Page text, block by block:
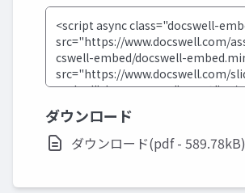
ダウンロード
ダウンロード(pdf - 589.78kB)